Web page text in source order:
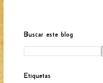
Buscar este blog
Etiquetas